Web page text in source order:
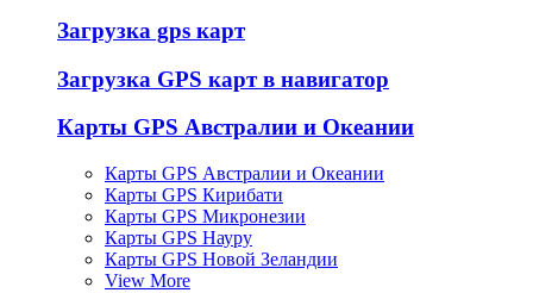
Загрузка gps карт
Загрузка GPS карт в навигатор
Карты GPS Австралии и Океании
Карты GPS Австралии и Океании
Карты GPS Кирибати
Карты GPS Микронезии
Карты GPS Науру
Карты GPS Новой Зеландии
View More